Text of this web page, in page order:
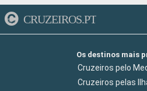
CRUZEIROS.PT
Os destinos mais
Cruzeiros pelo
Cruzeiros pelas